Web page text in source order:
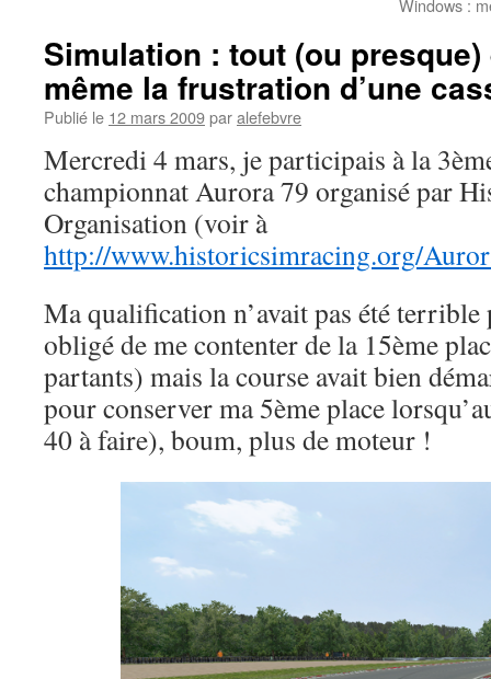
Windows :
Simulation : tout (ou
même la frustration d’une
Publié le 12 mars 2009paralefebvre
Mercredi 4 mars, je participais à la
championnat Aurora 79 organisé par
Organisation (voir à
http://www.historicsimracing.org/
Ma qualification n’avait pas été terrible
obligé de me contenter de la 15ème
partants) mais la course avait bien
pour conserver ma 5ème place
40 à faire), boum, plus de moteur !